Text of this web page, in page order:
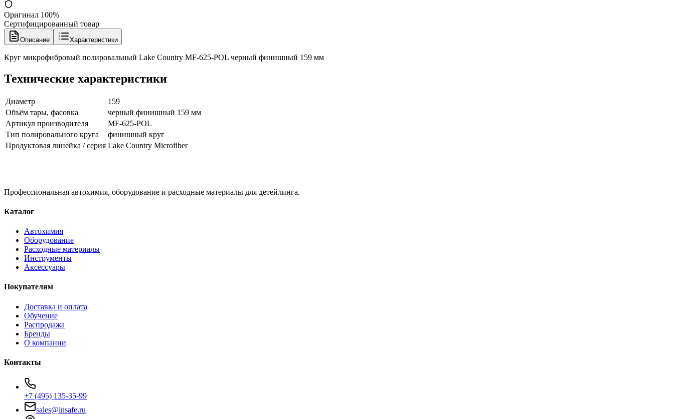
Оригинал 100%
Сертифицированный товар
Описание Характеристики
Круг микрофибровый полировальный Lake Country MF-625-POL черный финишный 159 мм
Технические характеристики
Диаметр
159
Объём тары, фасовка
черный финишный 159 мм
Артикул производителя
MF-625-POL
Тип полировального круга
финишный круг
Продуктовая линейка / серия Lake Country Microfiber
Профессиональная автохимия, оборудование и расходные материалы для детейлинга.
Каталог
Автохимия
Оборудование
Расходные материалы
Инструменты
Аксессуары
Покупателям
Доставка и оплата
Обучение
Распродажа
Бренды
О компании
Контакты
+7 (495) 135-35-99
sales@insafe.ru